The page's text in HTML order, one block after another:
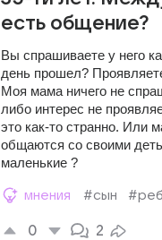
есть общение?
Вы спрашиваете у него
день прошел?
Моя мама ничего не
либо интерес не
это как-то странно. Или
общаются со своими
маленькие ?
мнения #сын
0 2